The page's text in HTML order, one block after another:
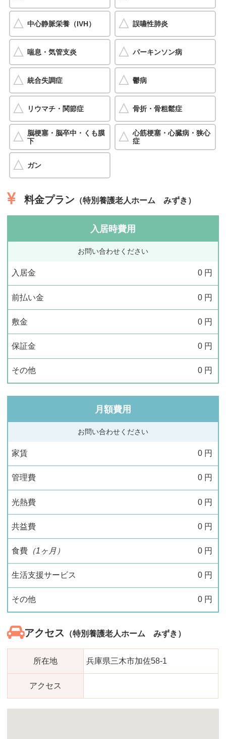
中心静脈栄養（IVH） 誤嚥性肺炎
喘息・気管支炎 パーキンソン病
統合失調症 鬱病
リウマチ・関節症 骨折・骨粗鬆症
脳梗塞・脳卒中・くも膜
下
心筋梗塞・心臓病・狭心
症
ガン
料金プラン （特別養護老人ホーム みずき）
入居時費用
お問い合わせください
入居金 0 円
前払い金 0 円
敷金 0 円
保証金 0 円
その他 0 円
月額費用
お問い合わせください
家賃 0 円
管理費 0 円
光熱費 0 円
共益費 0 円
食費（1ヶ月） 0 円
生活支援サービス 0 円
その他 0 円
アクセス （特別養護老人ホーム みずき）
所在地 兵庫県三木市加佐58-1
アクセス